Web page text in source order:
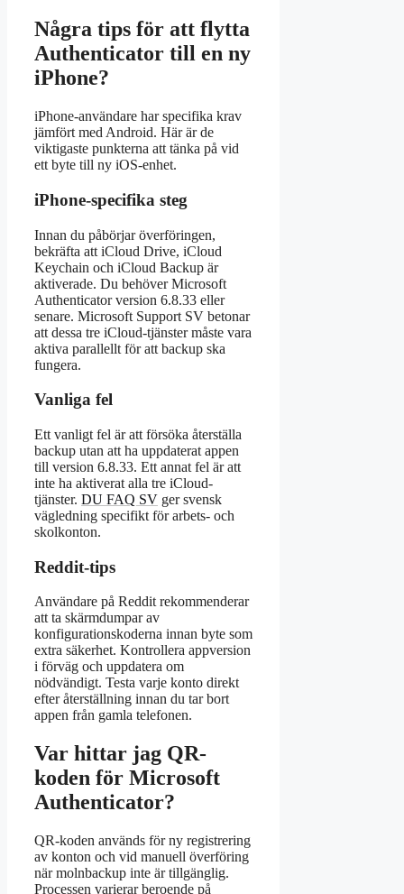
Några tips för att flytta
Authenticator till en ny
iPhone?
iPhone-användare har specifika krav
jämfört med Android. Här är de
viktigaste punkterna att tänka på vid
ett byte till ny iOS-enhet.
iPhone-specifika steg
Innan du påbörjar överföringen,
bekräfta att iCloud Drive, iCloud
Keychain och iCloud Backup är
aktiverade. Du behöver Microsoft
Authenticator version 6.8.33 eller
senare. Microsoft Support SV betonar
att dessa tre iCloud-tjänster måste vara
aktiva parallellt för att backup ska
fungera.
Vanliga fel
Ett vanligt fel är att försöka återställa
backup utan att ha uppdaterat appen
till version 6.8.33. Ett annat fel är att
inte ha aktiverat alla tre iCloud-
tjänster. DU FAQ SV ger svensk
vägledning specifikt för arbets- och
skolkonton.
Reddit-tips
Användare på Reddit rekommenderar
att ta skärmdumpar av
konfigurationskoderna innan byte som
extra säkerhet. Kontrollera appversion
i förväg och uppdatera om
nödvändigt. Testa varje konto direkt
efter återställning innan du tar bort
appen från gamla telefonen.
Var hittar jag QR-
koden för Microsoft
Authenticator?
QR-koden används för ny registrering
av konton och vid manuell överföring
när molnbackup inte är tillgänglig.
Processen varierar beroende på